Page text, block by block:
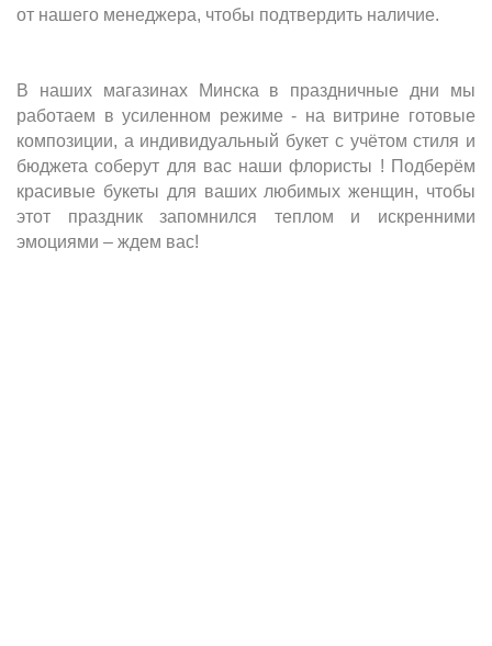
от нашего менеджера, чтобы подтвердить наличие.
В наших магазинах Минска в праздничные дни мы
работаем в усиленном режиме - на витрине готовые
композиции, а индивидуальный букет с учётом стиля и
бюджета соберут для вас наши флористы ! Подберём
красивые букеты для ваших любимых женщин, чтобы
этот праздник запомнился теплом и искренними
эмоциями – ждем вас!